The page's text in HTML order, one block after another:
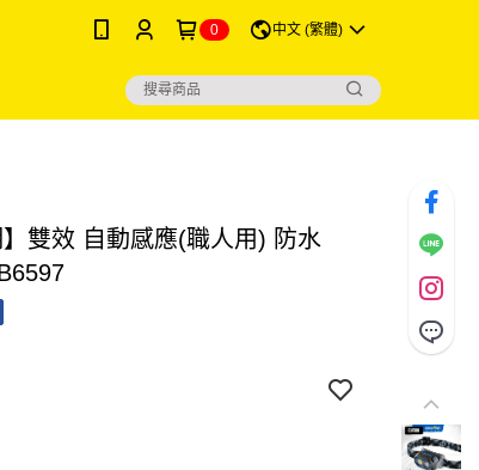
0 中文 (繁體)
】雙效 自動感應(職人用) 防水